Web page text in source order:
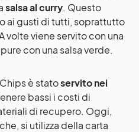
salsa al curry. Questo
ai gusti di tutti, soprattutto
volte viene servito con una
con una salsa verde.
è statoservito nei
bassi i costi di
di recupero. Oggi,
si utilizza della carta